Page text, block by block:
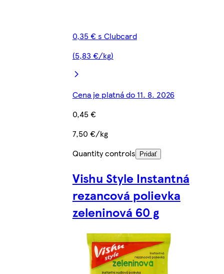
0,35 € s Clubcard
(5,83 €/kg)
Cena je platná do 11. 8. 2026
0,45 €
7,50 €/kg
Quantity controls
Pridať
Vishu Style Instantná
rezancová polievka
zeleninová 60 g